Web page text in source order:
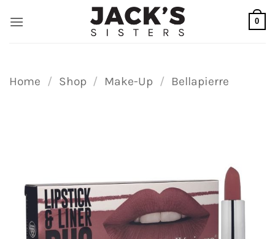
naar
0
Home / Shop / Make-Up / Bellapierre